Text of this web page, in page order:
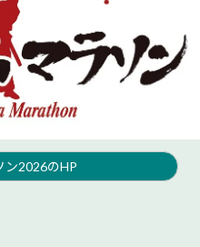
ン2026のHP